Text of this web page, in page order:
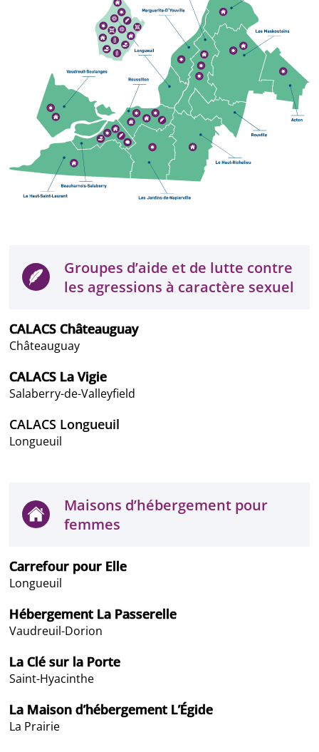
Groupes d’aide et de lutte contre
les agressions à caractère sexuel
CALACS Châteauguay
Châteauguay
CALACS La Vigie
Salaberry-de-Valleyfield
CALACS Longueuil
Longueuil
Maisons d’hébergement pour
femmes
Carrefour pour Elle
Longueuil
Hébergement La Passerelle
Vaudreuil-Dorion
La Clé sur la Porte
Saint-Hyacinthe
La Maison d’hébergement L’Égide
La Prairie